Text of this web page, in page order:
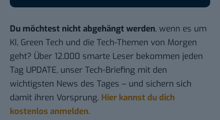
Du möchtest nicht abgehängt werden, wenn es um
KI, Green Tech und die Tech-Themen von Morgen
geht? Über 12.000 smarte Leser bekommen jeden
Tag UPDATE, unser Tech-Briefing mit den
wichtigsten News des Tages – und sichern sich
damit ihren Vorsprung. Hier kannst du dich
kostenlos anmelden.